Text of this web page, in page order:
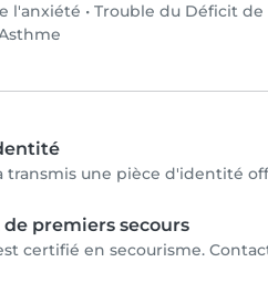
l'anxiété • Trouble du Déficit de
transmis une pièce d'identité
premiers secours
certifié en secourisme.